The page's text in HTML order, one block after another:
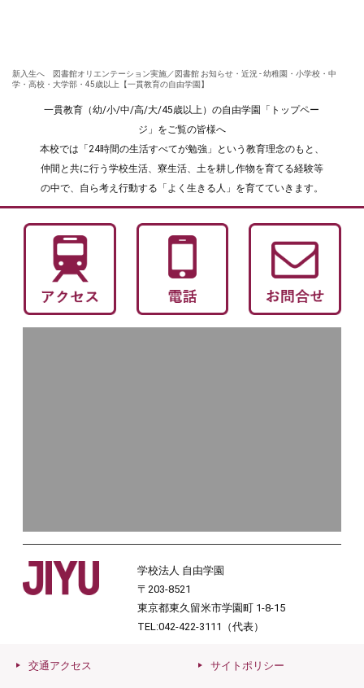
新入生へ 図書館オリエンテーション実施／図書館 お知らせ・近況 - 幼稚園・小学校・中
学・高校・大学部・45歳以上【一貫教育の自由学園】
一貫教育（幼/小/中/高/大/45歳以上）の自由学園「トップペー
ジ」をご覧の皆様へ
本校では「24時間の生活すべてが勉強」という教育理念のもと、
仲間と共に行う学校生活、寮生活、土を耕し作物を育てる経験等
の中で、自ら考え行動する「よく生きる人」を育てていきます。
学校法人 自由学園
〒203-8521
東京都東久留米市学園町 1-8-15
TEL:042-422-3111（代表）
交通アクセス サイトポリシー